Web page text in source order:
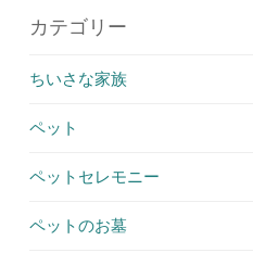
カテゴリー
ちいさな家族
ペット
ペットセレモニー
ペットのお墓